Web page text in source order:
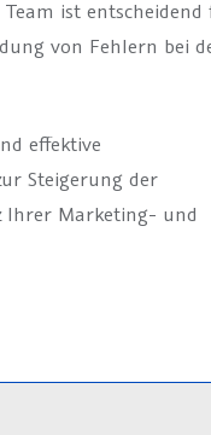
ist
von Fehlern bei
effektive
Steigerung der
Ihrer Marketing- und